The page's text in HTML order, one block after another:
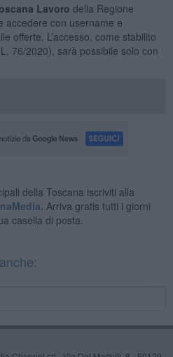
Lavoro della Regione
accedere con username e
offerte. L’accesso, come stabilito
76/2020), sarà possibile solo con
della Toscana iscriviti alla
Arriva gratis tutti i giorni
casella di posta.